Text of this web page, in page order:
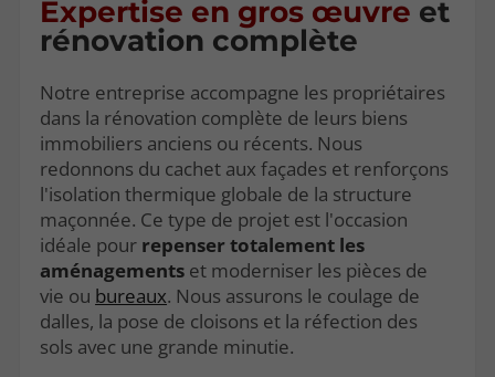
Expertise en gros œuvre et
rénovation complète
Notre entreprise accompagne les propriétaires
dans la rénovation complète de leurs biens
immobiliers anciens ou récents. Nous
redonnons du cachet aux façades et renforçons
l'isolation thermique globale de la structure
maçonnée. Ce type de projet est l'occasion
idéale pour repenser totalement les
aménagements et moderniser les pièces de
vie ou bureaux. Nous assurons le coulage de
dalles, la pose de cloisons et la réfection des
sols avec une grande minutie.